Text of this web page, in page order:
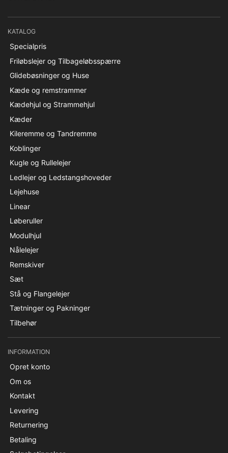
KATALOG
Specialpris
Friløbslejer og Tilbageløbsspærre
Glidebøsninger og Huse
Kæde og remstrammer
Kædehjul og Strammehjul
Kæder
Kileremme og Tandremme
Koblinger
Kugle og Rullelejer
Ledlejer og Ledstangshoveder
Lejehuse
Linear
Løberuller
Modulhjul
Nålelejer
Remskiver
Sæt
Stå og Flangelejer
Tætninger og Pakninger
Tilbehør
INFORMATION
Opret konto
Om os
Kontakt
Levering
Returnering
Betaling